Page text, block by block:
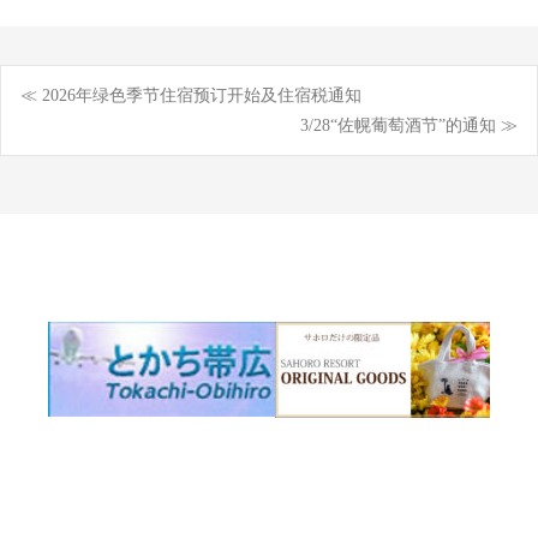
Post
≪ 2026年绿色季节住宿预订开始及住宿税通知
3/28“佐幌葡萄酒节”的通知 ≫